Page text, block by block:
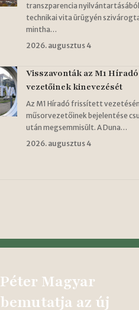
transzparencia
technikai vita ürügyén
mintha…
2026. augusztus 4
Visszavonták az M1
vezetőinek kinevezését
Az M1 Híradó frissített
műsorvezetőinek bejelentése
után megsemmisült. A Duna…
2026. augusztus 4
Péter Magyar
bemutatja az új